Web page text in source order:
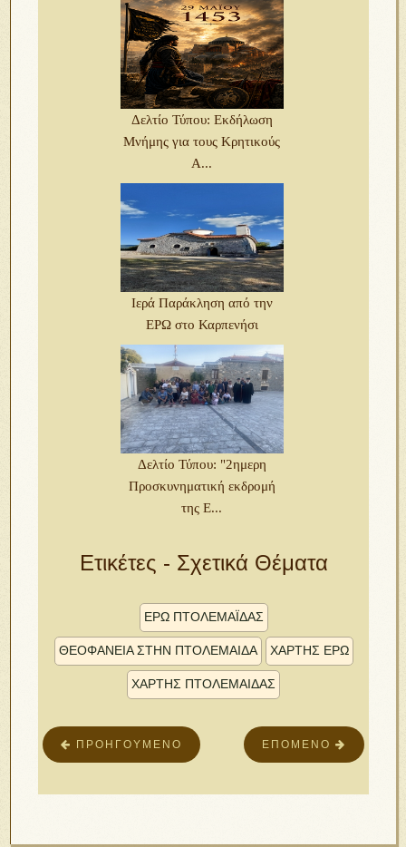
Δελτίο Τύπου: Εκδήλωση
Μνήμης για τους Κρητικούς
Α...
Ιερά Παράκληση από την
ΕΡΩ στο Καρπενήσι
Δελτίο Τύπου: "2ημερη
Προσκυνηματική εκδρομή
της Ε...
Ετικέτες - Σχετικά Θέματα
ΕΡΩ ΠΤΟΛΕΜΑΪ́ΔΑΣ
ΘΕΟΦΑΝΕΙΑ ΣΤΗΝ ΠΤΟΛΕΜΑΙΔΑ ΧΑΡΤΗΣ ΕΡΩ
ΧΑΡΤΗΣ ΠΤΟΛΕΜΑΙΔΑΣ
ΕΠΌΜΕΝΟ
ΠΡΟΗΓΟΎΜΕΝΟ